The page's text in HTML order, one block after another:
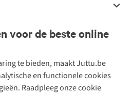
voor de beste online
te bieden, maakt Juttu.be
en functionele cookies
Raadpleeg onze cookie